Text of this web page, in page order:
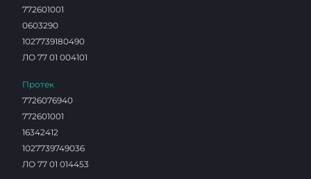
772601001
0603290
1027739180490
ЛО 77 01 004101
Протек
7726076940
772601001
16342412
1027739749036
ЛО 77 01 014453